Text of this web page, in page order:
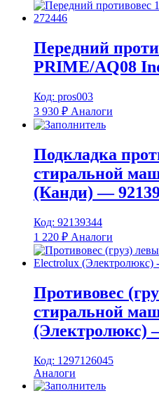
Передний
PRIME/AQ08
Код: pros003
3 930 ₽ Аналоги
Подкладка
стиральной
(Канди) —
Код: 92139344
1 220 ₽ Аналоги
Противовес
стиральной
(Электролюкс)
Код: 1297126045
Аналоги